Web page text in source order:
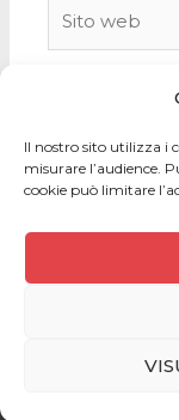
Il nostro sito utilizza i
misurare l’audience.
cookie può limitare
web